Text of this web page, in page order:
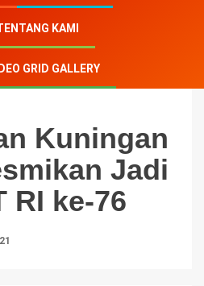
KAMI
GRID GALLERY
Kuningan Akan
RI ke-76
Kuningan
Jadi
RI ke-76